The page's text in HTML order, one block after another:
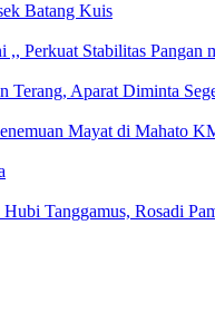
Batang Kuis
Perkuat Stabilitas Pangan
Aparat Diminta
Mayat di Mahato
Tanggamus, Rosadi